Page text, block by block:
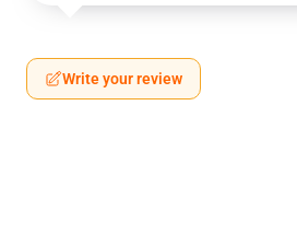
Write your review